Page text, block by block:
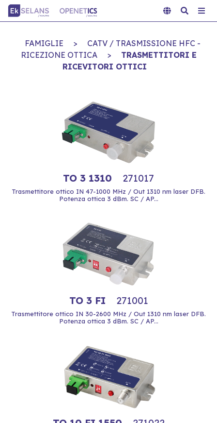
FAMIGLIE >
CATV / TRASMISSIONE HFC -
RICEZIONE OTTICA
>
TRASMETTITORI E
RICEVITORI OTTICI
TO 3 1310 271017
Trasmettitore ottico IN 47-1000 MHz / Out 1310 nm laser DFB.
Potenza ottica 3 dBm. SC / AP...
TO 3 FI 271001
Trasmettitore ottico IN 30-2600 MHz / Out 1310 nm laser DFB.
Potenza ottica 3 dBm. SC / AP...